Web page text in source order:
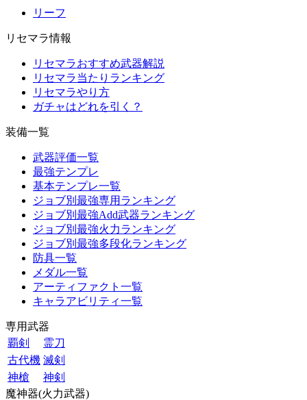
リーフ
リセマラ情報
リセマラおすすめ武器解説
リセマラ当たりランキング
リセマラやり方
ガチャはどれを引く？
装備一覧
武器評価一覧
最強テンプレ
基本テンプレ一覧
ジョブ別最強専用ランキング
ジョブ別最強Add武器ランキング
ジョブ別最強火力ランキング
ジョブ別最強多段化ランキング
防具一覧
メダル一覧
アーティファクト一覧
キャラアビリティ一覧
専用武器
覇剣
霊刀
古代機 滅剣
神槍
神剣
魔神器(火力武器)